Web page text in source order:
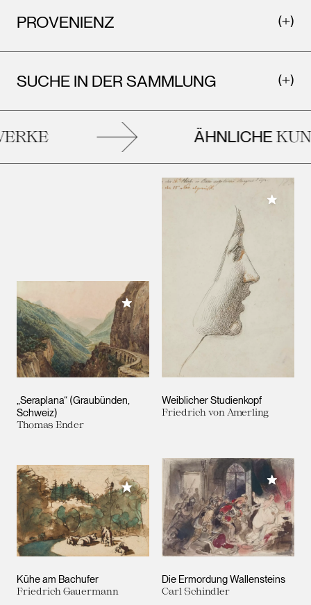
PROVENIENZ
SUCHE IN DER SAMMLUNG
ÄHNLICHE
„Seraplana“ (Graubünden,
Schweiz)
Thomas Ender
Meiner Sammlung hinzufügen
Weiblicher Studienkopf
Friedrich von Amerling
Meiner
Kühe am Bachufer
Friedrich Gauermann
Meiner Sammlung hinzufügen
Die Ermordung Wallensteins
Carl Schindler
Meiner